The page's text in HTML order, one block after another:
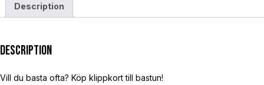
Description
Description
Vill du basta ofta? Köp klippkort till bastun!